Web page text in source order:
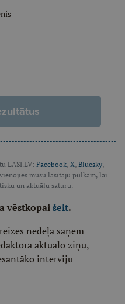
LASI.LV: Facebook, X, Bluesky,
mūsu lasītāju pulkam, lai
un aktuālu saturu.
vēstkopaišeit.
nedēļā saņem
aktuālo ziņu,
interviju